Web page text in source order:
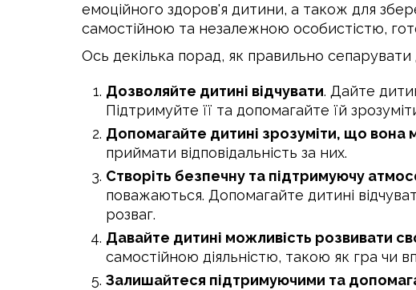
емоційного здоров'я дитини, а також для
самостійною та незалежною особистістю,
Ось декілька порад, як правильно сепарувати
Дозволяйте дитині відчувати. Дайте
Підтримуйте її та допомагайте їй
Допомагайте дитині зрозуміти, що
приймати відповідальність за них.
Створіть безпечну та підтримуючу
поважаються. Допомагайте дитині
розваг.
Давайте дитині можливість розвивати
самостійною діяльністю, такою як гра чи
Залишайтеся підтримуючими та